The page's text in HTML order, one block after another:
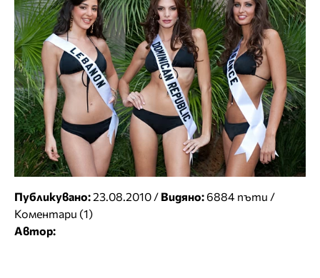
Публикувано:23.08.2010 / Видяно:6884 пъти /
Коментари (1)
Автор: